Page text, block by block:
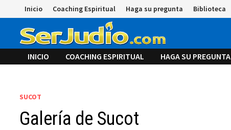
al
contenido
Inicio Coaching Espiritual Haga su pregunta Biblioteca
INICIO COACHING ESPIRITUAL HAGA SU PREGUNTA
SUCOT
Galería de Sucot